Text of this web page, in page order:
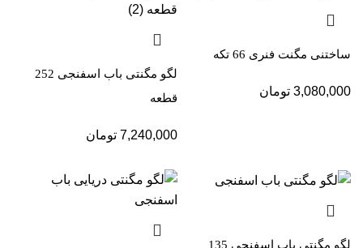
ساختنی مگنت فنری 66 تکه
3,080,000 تومان
لگو مگنتی باب اسفنجی 252
قطعه
7,240,000 تومان
لگو مگنتی باب اسفنجی 135